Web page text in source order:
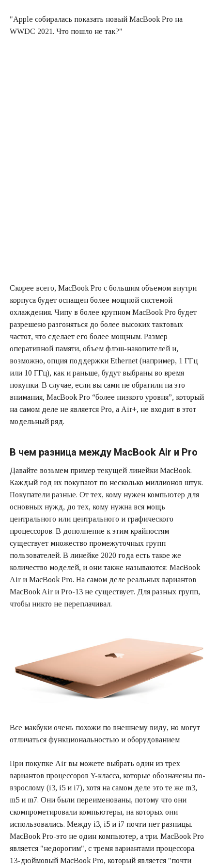
"Apple собиралась показать новый MacBook Pro на
WWDC 2021. Что пошло не так?"
Скорее всего, MacBook Pro с большим объемом внутри
корпуса будет оснащен более мощной системой
охлаждения. Чипу в более крупном MacBook Pro будет
разрешено разгоняться до более высоких тактовых
частот, что сделает его более мощным. Размер
оперативной памяти, объем флэш-накопителей и,
возможно, опция поддержки Ethernet (например, 1 ГГц
или 10 ГГц), как и раньше, будут выбраны во время
покупки. В случае, если вы сами не обратили на это
внимания, MacBook Pro “более низкого уровня”, который
на самом деле не является Pro, а Air+, не входит в этот
модельный ряд.
В чем разница между MacBook Air и Pro
Давайте возьмем пример текущей линейки MacBook.
Каждый год их покупают по несколько миллионов штук.
Покупатели разные. От тех, кому нужен компьютер для
основных нужд, до тех, кому нужна вся мощь
центрального или центрального и графического
процессоров. В дополнение к этим крайностям
существует множество промежуточных групп
пользователей. В линейке 2020 года есть такое же
количество моделей, и они также называются: MacBook
Air и MacBook Pro. На самом деле реальных вариантов
MacBook Air и Pro-13 не существует. Для разных групп,
чтобы никто не переплачивал.
Все макбуки очень похожи по внешнему виду, но могут
отличаться функциональностью и оборудованием
При покупке Air вы можете выбрать один из трех
вариантов процессоров Y-класса, которые обозначены по-
взрослому (i3, i5 и i7), хотя на самом деле это те же m3,
m5 и m7. Они были переименованы, потому что они
скомпрометировали компьютеры, на которых они
использовались. Между i3, i5 и i7 почти нет разницы.
MacBook Pro-это не один компьютер, а три. MacBook Pro
является "недорогим", с тремя вариантами процессора.
13-дюймовый MacBook Pro, который является "почти